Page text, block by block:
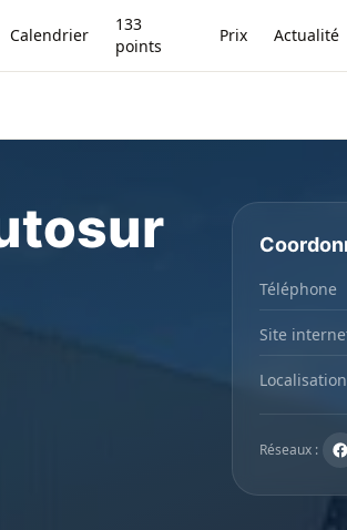
Calendrier
133
points
Prix Actualité
Téléphone
Site
Localisation
Réseaux :